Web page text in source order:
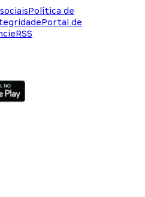
Política de
Portal de
RSS